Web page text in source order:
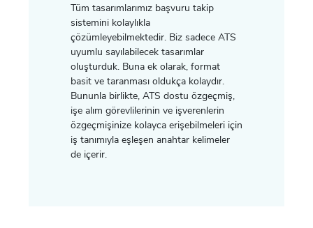
Tüm tasarımlarımız başvuru takip
sistemini kolaylıkla
çözümleyebilmektedir. Biz sadece ATS
uyumlu sayılabilecek tasarımlar
oluşturduk. Buna ek olarak, format
basit ve taranması oldukça kolaydır.
Bununla birlikte, ATS dostu özgeçmiş,
işe alım görevlilerinin ve işverenlerin
özgeçmişinize kolayca erişebilmeleri için
iş tanımıyla eşleşen anahtar kelimeler
de içerir.